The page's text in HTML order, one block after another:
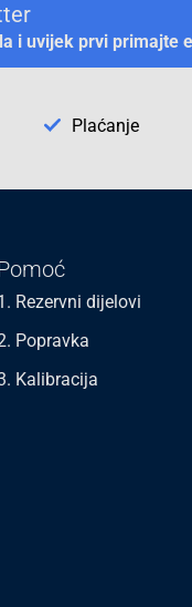
i uvijek prvi primajte
Plaćanje
Rezervni dijelovi
Popravka
Kalibracija